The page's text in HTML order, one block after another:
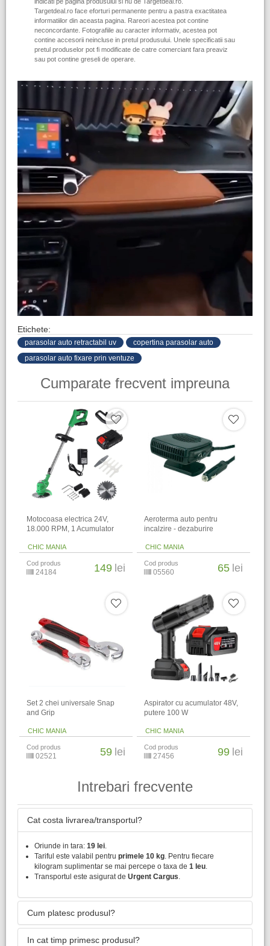
Targetdeal.ro face eforturi permanente pentru a pastra exactitatea
informatiilor din aceasta pagina. Rareori acestea pot contine
neconcordante. Fotografiile au caracter informativ, acestea pot
contine accesorii neincluse in pretul produsului. Unele specificatii sau
pretul produselor pot fi modificate de catre comerciant fara preaviz
sau pot contine greseli de operare.
Etichete:
parasolar auto retractabil uv
copertina parasolar auto
parasolar auto fixare prin ventuze
Cumparate frecvent impreuna
Motocoasa electrica 24V,
18.000 RPM, 1 Acumulator
CHIC MANIA
Cod produs
24184 149 lei
Aeroterma auto pentru
incalzire - dezaburire
CHIC MANIA
Cod produs
05560 65 lei
Set 2 chei universale Snap
and Grip
CHIC MANIA
Cod produs
02521 59 lei
Aspirator cu acumulator 48V,
putere 100 W
CHIC MANIA
Cod produs
27456 99 lei
Intrebari frecvente
Cat costa livrarea/transportul?
Oriunde in tara: 19 lei
Tariful este valabil pentru primele 10 kg . Pentru fiecare
kilogram suplimentar se mai percepe o taxa de 1 leu
Transportul este asigurat de Urgent Cargus
Cum platesc produsul?
In cat timp primesc produsul?